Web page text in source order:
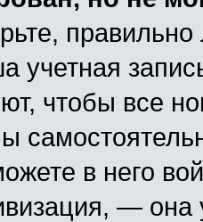
учетная
чтобы все
в него
—